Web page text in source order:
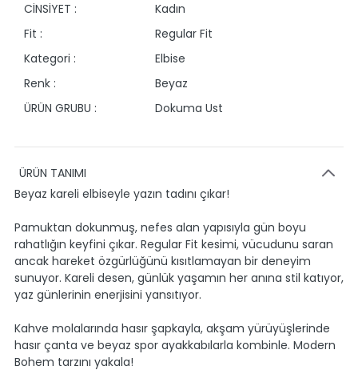
CİNSİYET :
Kadın
Fit :
Regular Fit
Kategori :
Elbise
Renk :
Beyaz
ÜRÜN GRUBU :
Dokuma Ust
ÜRÜN TANIMI
Beyaz kareli elbiseyle yazın tadını çıkar!
Pamuktan dokunmuş, nefes alan yapısıyla gün boyu
rahatlığın keyfini çıkar. Regular Fit kesimi, vücudunu saran
ancak hareket özgürlüğünü kısıtlamayan bir deneyim
sunuyor. Kareli desen, günlük yaşamın her anına stil katıyor,
yaz günlerinin enerjisini yansıtıyor.
Kahve molalarında hasır şapkayla, akşam yürüyüşlerinde
hasır çanta ve beyaz spor ayakkabılarla kombinle. Modern
Bohem tarzını yakala!